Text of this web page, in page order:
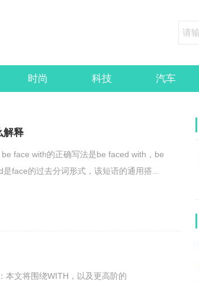
时尚 科技 汽车
解释
face with的正确写法是be faced with，be
face的过去分词形式，该短语的通用搭...
本文将围绕WITH，以及更高阶的